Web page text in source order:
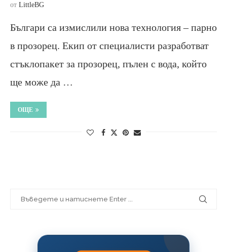
от LittleBG
Българи са измислили нова технология – парно
в прозорец. Екип от специалисти разработват
стъклопакет за прозорец, пълен с вода, който
ще може да …
ОЩЕ